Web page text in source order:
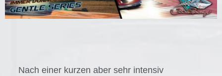
Nach einer kurzen aber sehr intensiv